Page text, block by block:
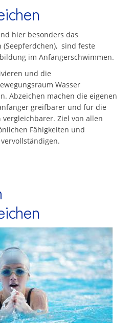
hier besonders das
sind feste
im Anfängerschwimmen.
und die
Wasser
Abzeichen machen die eigenen
greifbarer und für die
Ziel von allen
Fähigkeiten und